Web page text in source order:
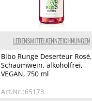
LEBENSMITTELKENNZEICHNUNGEN
Bibo Runge Deserteur Rosé,
Schaumwein, alkoholfrei,
VEGAN, 750 ml
Art.Nr.:65173